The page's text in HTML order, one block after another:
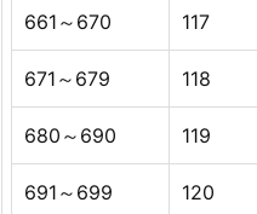
661～670 117
671～679 118
680～690 119
691～699 120